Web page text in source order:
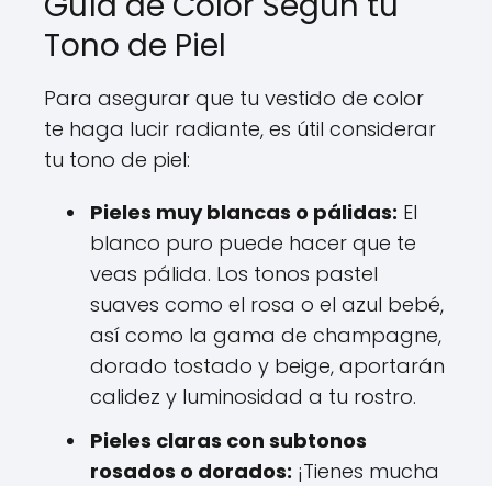
Tono de Piel
Para asegurar que tu vestido de color
te haga lucir radiante, es útil considerar
tu tono de piel:
Pieles muy blancas o pálidas: El
blanco puro puede hacer que te
veas pálida. Los tonos pastel
suaves como el rosa o el azul bebé,
así como la gama de champagne,
dorado tostado y beige, aportarán
calidez y luminosidad a tu rostro.
Pieles claras con subtonos
rosados o dorados: ¡Tienes mucha